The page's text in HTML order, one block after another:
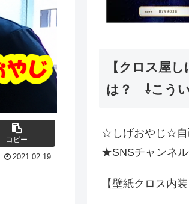
コピー
2021.02.19
【クロス屋
は？ ⇩こう
☆しげおやじ☆自
★SNSチャンネ
【壁紙クロス内